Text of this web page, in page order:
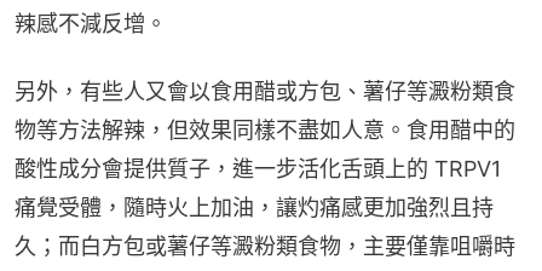
辣感不減反增。
另外，有些人又會以食用醋或方包、薯仔等澱粉類食
物等方法解辣，但效果同樣不盡如人意。食用醋中的
酸性成分會提供質子，進一步活化舌頭上的 TRPV1
痛覺受體，隨時火上加油，讓灼痛感更加強烈且持
久；而白方包或薯仔等澱粉類食物，主要僅靠咀嚼時